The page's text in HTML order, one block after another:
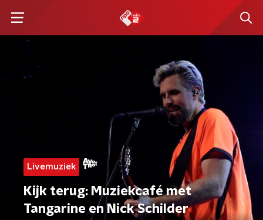
Livemuziek
Kijk terug: Muziekcafé met
Tangarine en Nick Schilder